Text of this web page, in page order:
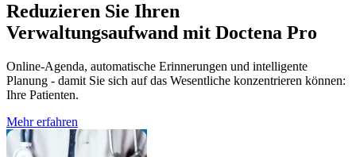
Reduzieren Sie Ihren
Verwaltungsaufwand mit Doctena Pro
Online-Agenda, automatische Erinnerungen und intelligente
Planung - damit Sie sich auf das Wesentliche konzentrieren können:
Ihre Patienten.
Mehr erfahren